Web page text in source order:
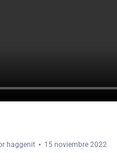
haggenit 15 noviembre 2022